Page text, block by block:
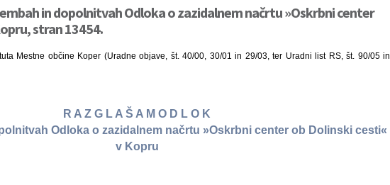
in dopolnitvah Odloka o zazidalnem načrtu »Oskrbni center
stran 13454.
Mestne občine Koper (Uradne objave, št. 40/00, 30/01 in 29/03, ter Uradni list RS, št. 90/05 in
R A Z G L A Š A M O D L O K
Odloka o zazidalnem načrtu »Oskrbni center ob Dolinski cesti«
v Kopru